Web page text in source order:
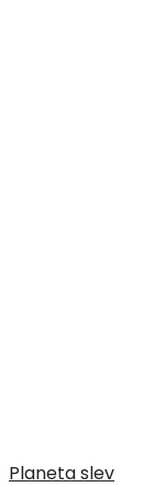
Planeta slev